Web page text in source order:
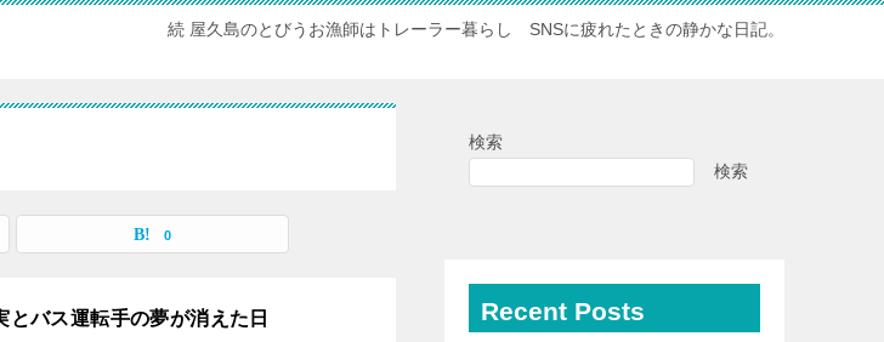
続 屋久島のとびうお漁師はトレーラー暮らし SNSに疲れたときの静かな日記。
0
バス運転手の夢が消えた日
検索
検索
Recent Posts